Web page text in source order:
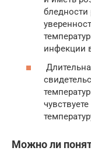
инфекции
Можно ли